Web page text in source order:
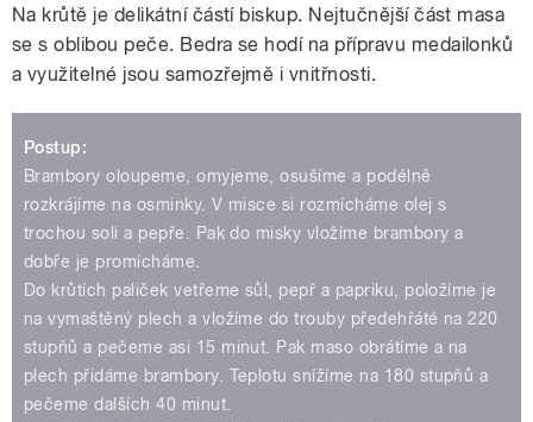
Na krůtě je delikátní částí biskup. Nejtučnější část masa
se s oblibou peče. Bedra se hodí na přípravu medailonků
a využitelné jsou samozřejmě i vnitřnosti.
Postup:
Brambory oloupeme, omyjeme, osušíme a podélně
rozkrájíme na osminky. V misce si rozmícháme olej s
trochou soli a pepře. Pak do misky vložíme brambory a
dobře je promícháme.
Do krůtích paliček vetřeme sůl, pepř a papriku, položíme je
na vymaštěný plech a vložíme do trouby předehřáté na 220
stupňů a pečeme asi 15 minut. Pak maso obrátíme a na
plech přidáme brambory. Teplotu snížíme na 180 stupňů a
pečeme dalších 40 minut.